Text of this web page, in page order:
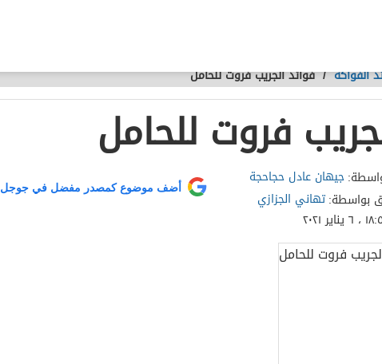
الفواكه /فوائد الجريب فروت للحامل
فروت للحامل
جيهان عادل حجاحجة
بواسطة:تهاني الجزازي
٢٠٢١
أضف موضوع كمصدر مفضل في جوجل